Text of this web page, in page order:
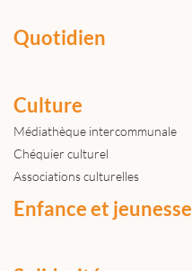
Quotidien
Culture
Médiathèque intercommunale
Chéquier culturel
Associations culturelles
Enfance et jeunesse